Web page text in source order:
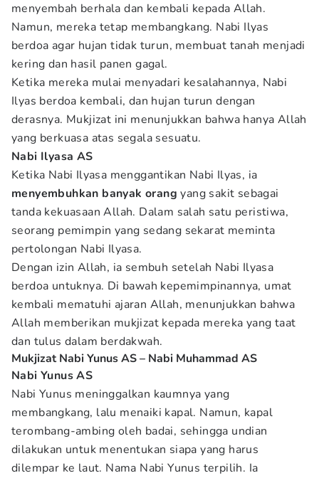
menyembah berhala dan kembali kepada Allah.
Namun, mereka tetap membangkang. Nabi Ilyas
berdoa agar hujan tidak turun, membuat tanah menjadi
kering dan hasil panen gagal.
Ketika mereka mulai menyadari kesalahannya, Nabi
Ilyas berdoa kembali, dan hujan turun dengan
derasnya. Mukjizat ini menunjukkan bahwa hanya Allah
yang berkuasa atas segala sesuatu.
Nabi Ilyasa AS
Ketika Nabi Ilyasa menggantikan Nabi Ilyas, ia
menyembuhkan banyak orang yang sakit sebagai
tanda kekuasaan Allah. Dalam salah satu peristiwa,
seorang pemimpin yang sedang sekarat meminta
pertolongan Nabi Ilyasa.
Dengan izin Allah, ia sembuh setelah Nabi Ilyasa
berdoa untuknya. Di bawah kepemimpinannya, umat
kembali mematuhi ajaran Allah, menunjukkan bahwa
Allah memberikan mukjizat kepada mereka yang taat
dan tulus dalam berdakwah.
Mukjizat Nabi Yunus AS – Nabi Muhammad AS
Nabi Yunus AS
Nabi Yunus meninggalkan kaumnya yang
membangkang, lalu menaiki kapal. Namun, kapal
terombang-ambing oleh badai, sehingga undian
dilakukan untuk menentukan siapa yang harus
dilempar ke laut. Nama Nabi Yunus terpilih. Ia